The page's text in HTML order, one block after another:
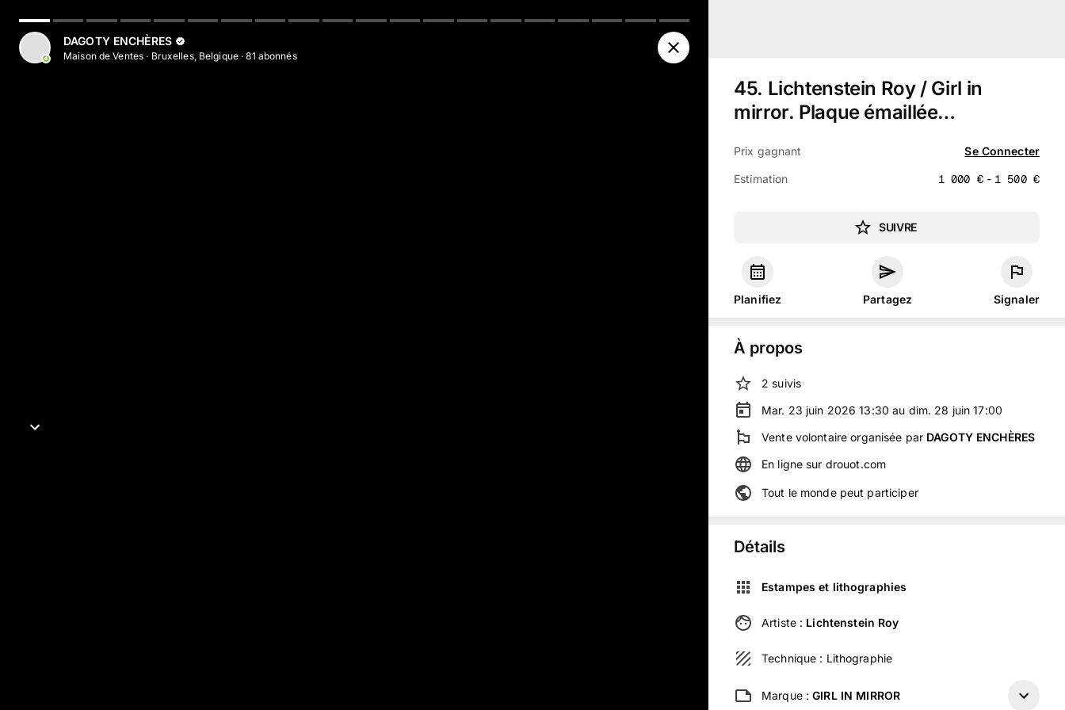
DAGOTY ENCHÈRES
Maison de Ventes · Bruxelles, Belgique ·81 abonnés
45. Lichtenstein Roy / Girl in
mirror. Plaque émaillée…
Prix gagnant Se Connecter
Estimation 1 000 €- 1 500 €
SUIVRE
Planifiez Partagez Signaler
À propos
2 suivis
Mar. 23 juin 2026 13:30 au dim. 28 juin 17:00
Vente volontaire organisée par DAGOTY ENCHÈRES
En ligne sur drouot.com
Tout le monde peut participer
Détails
Estampes et lithographies
Artiste : Lichtenstein Roy
Technique : Lithographie
Marque :GIRL IN MIRROR